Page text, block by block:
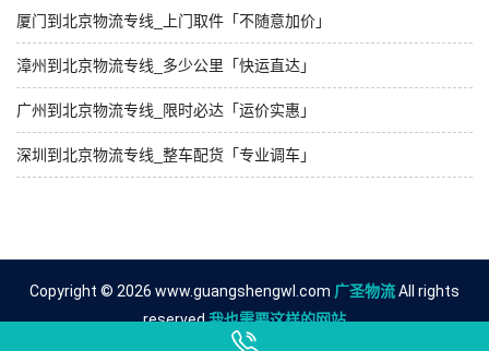
厦门到北京物流专线_上门取件「不随意加价」
漳州到北京物流专线_多少公里「快运直达」
广州到北京物流专线_限时必达「运价实惠」
深圳到北京物流专线_整车配货「专业调车」
Copyright © 2026 www.guangshengwl.com 广圣物流All rights
reserved.我也需要这样的网站